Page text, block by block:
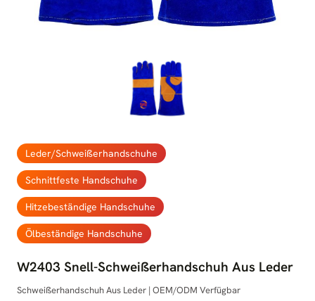
Leder/Schweißerhandschuhe
Schnittfeste Handschuhe
Hitzebeständige Handschuhe
Ölbeständige Handschuhe
W2403 Snell-Schweißerhandschuh Aus Leder
Schweißerhandschuh Aus Leder | OEM/ODM Verfügbar